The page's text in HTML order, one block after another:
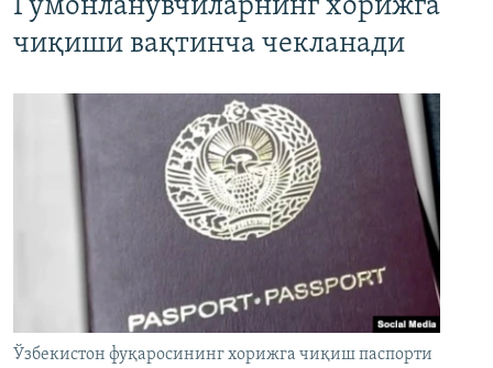
Гумонланувчиларнинг хорижга
чиқиши вақтинча чекланади
Ўзбекистон фуқаросининг хорижга чиқиш паспорти